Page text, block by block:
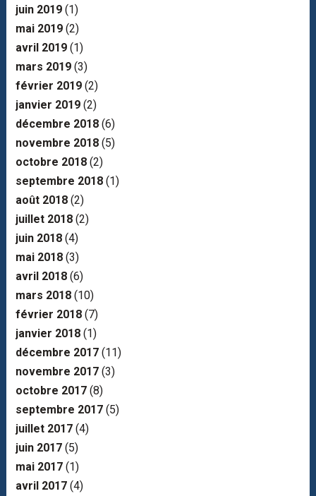
juin 2019(1)
mai 2019(2)
avril 2019(1)
mars 2019(3)
février 2019(2)
janvier 2019(2)
décembre 2018(6)
novembre 2018(5)
octobre 2018(2)
septembre 2018(1)
août 2018(2)
juillet 2018(2)
juin 2018(4)
mai 2018(3)
avril 2018(6)
mars 2018(10)
février 2018(7)
janvier 2018(1)
décembre 2017(11)
novembre 2017(3)
octobre 2017(8)
septembre 2017(5)
juillet 2017(4)
juin 2017(5)
mai 2017(1)
avril 2017(4)